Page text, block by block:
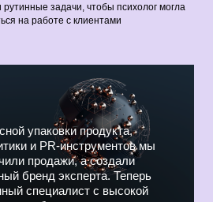
рутинные задачи, чтобы психолог могла
на работе с клиентами
упаковки продукта,
и PR‑инструментов мы
продажи, а создали
бренд эксперта. Теперь
специалист с высокой